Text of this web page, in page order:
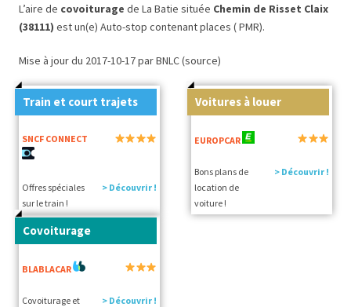
L’aire de covoiturage de La Batie située Chemin de Risset Claix
(38111) est un(e) Auto-stop contenant places ( PMR).
Mise à jour du 2017-10-17 par BNLC (source)
Train et court trajets
SNCF CONNECT
Offres spéciales
sur le train !
> Découvrir !
Voitures à louer
EUROPCAR
Bons plans de
location de
voiture !
> Découvrir !
Covoiturage
BLABLACAR
Covoiturage et
> Découvrir !